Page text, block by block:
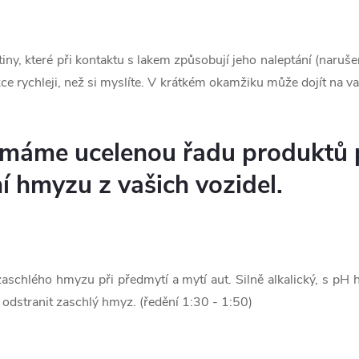
které při kontaktu s lakem způsobují jeho naleptání
rychleji, než si myslíte. V krátkém okamžiku může dojít na
ucelenou řadu produktů
hmyzu z vašich vozidel.
hmyzu při předmytí a mytí aut. Silně alkalický, s pH
zaschlý hmyz. (ředění 1:30 - 1:50)